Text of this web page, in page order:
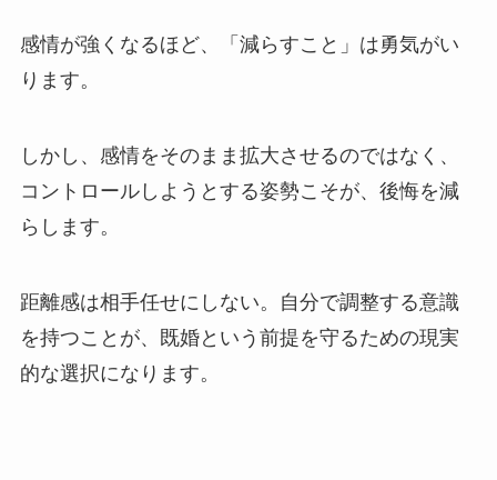
感情が強くなるほど、「減らすこと」は勇気がい
ります。
しかし、感情をそのまま拡大させるのではなく、
コントロールしようとする姿勢こそが、後悔を減
らします。
距離感は相手任せにしない。自分で調整する意識
を持つことが、既婚という前提を守るための現実
的な選択になります。